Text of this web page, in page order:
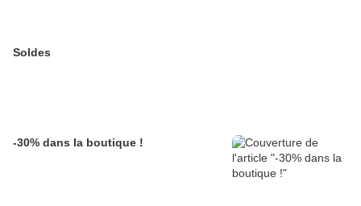
Soldes
-30% dans la boutique !